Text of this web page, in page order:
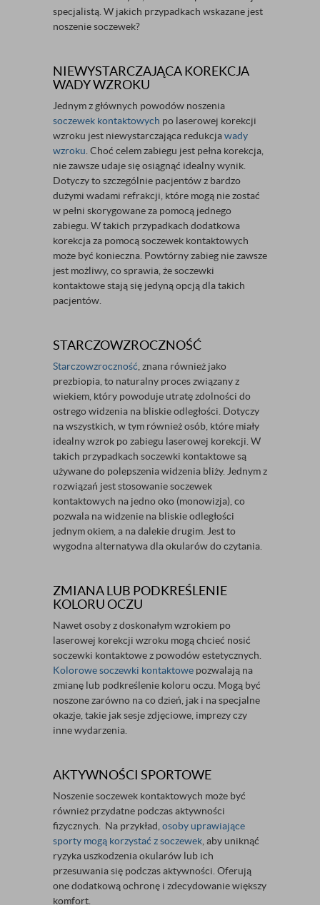
specjalistą. W jakich przypadkach wskazane jest
noszenie soczewek?
NIEWYSTARCZAJĄCA KOREKCJA
WADY WZROKU
Jednym z głównych powodów noszenia
soczewek kontaktowych po laserowej korekcji
wzroku jest niewystarczająca redukcjawady
wzroku . Choć celem zabiegu jest pełna korekcja,
nie zawsze udaje się osiągnąć idealny wynik.
Dotyczy to szczególnie pacjentów z bardzo
dużymi wadami refrakcji, które mogą nie zostać
w pełni skorygowane za pomocą jednego
zabiegu. W takich przypadkach dodatkowa
korekcja za pomocą soczewek kontaktowych
może być konieczna. Powtórny zabieg nie zawsze
jest możliwy, co sprawia, że soczewki
kontaktowe stają się jedyną opcją dla takich
pacjentów.
STARCZOWZROCZNOŚĆ
Starczowzroczność , znana również jako
prezbiopia, to naturalny proces związany z
wiekiem, który powoduje utratę zdolności do
ostrego widzenia na bliskie odległości. Dotyczy
na wszystkich, w tym również osób, które miały
idealny wzrok po zabiegu laserowej korekcji. W
takich przypadkach soczewki kontaktowe są
używane do polepszenia widzenia bliży. Jednym z
rozwiązań jest stosowanie soczewek
kontaktowych na jedno oko (monowizja), co
pozwala na widzenie na bliskie odległości
jednym okiem, a na dalekie drugim. Jest to
wygodna alternatywa dla okularów do czytania.
ZMIANA LUB PODKREŚLENIE
KOLORU OCZU
Nawet osoby z doskonałym wzrokiem po
laserowej korekcji wzroku mogą chcieć nosić
soczewki kontaktowe z powodów estetycznych.
Kolorowe soczewki kontaktowe pozwalają na
zmianę lub podkreślenie koloru oczu. Mogą być
noszone zarówno na co dzień, jak i na specjalne
okazje, takie jak sesje zdjęciowe, imprezy czy
inne wydarzenia.
AKTYWNOŚCI SPORTOWE
Noszenie soczewek kontaktowych może być
również przydatne podczas aktywności
fizycznych. Na przykład, osoby uprawiające
sporty mogą korzystać z soczewek , aby uniknąć
ryzyka uszkodzenia okularów lub ich
przesuwania się podczas aktywności. Oferują
one dodatkową ochronę i zdecydowanie większy
komfort.